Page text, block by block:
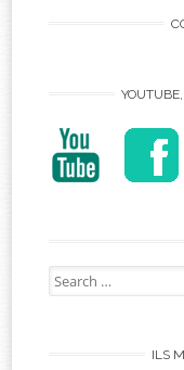
Search
for:
ILS